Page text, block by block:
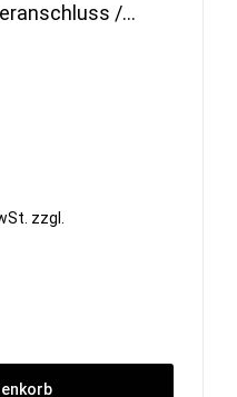
/
zzgl.